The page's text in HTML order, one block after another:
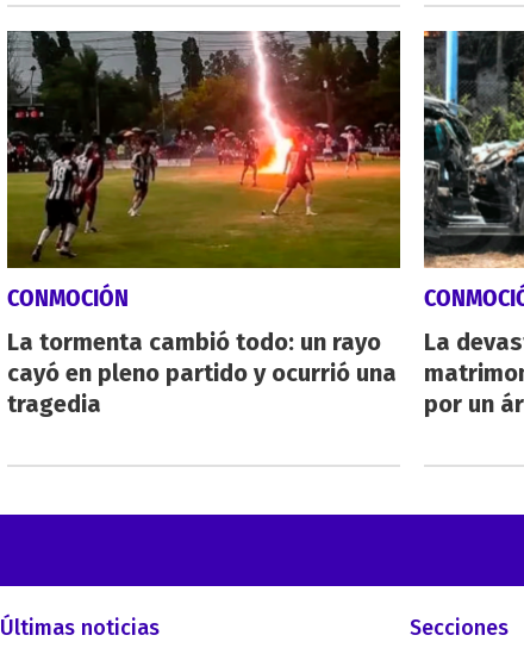
CONMOCIÓN
La tormenta cambió todo: un rayo
cayó en pleno partido y ocurrió una
tragedia
La
por un
Últimas noticias Secciones